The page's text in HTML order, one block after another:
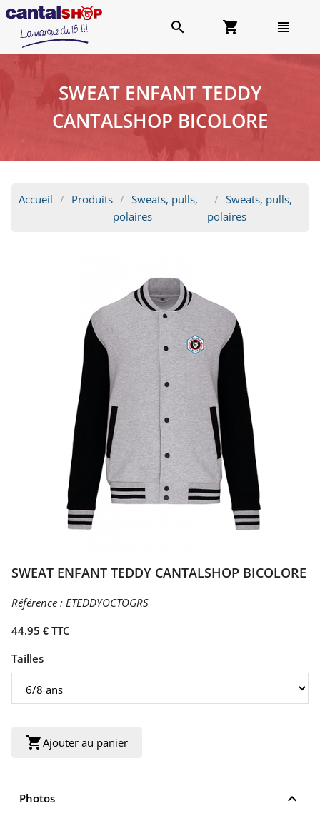
search shopping_cart view_headline
SWEAT ENFANT TEDDY
CANTALSHOP BICOLORE
Accueil Produits
Sweats, pulls,
polaires
Sweats, pulls,
polaires
SWEAT ENFANT TEDDY CANTALSHOP BICOLORE
Référence : ETEDDYOCTOGRS
44.95 € TTC
Tailles
shopping_cartAjouter au panier
Photos keyboard_arrow_up